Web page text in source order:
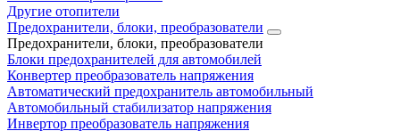
Другие отопители
Предохранители, блоки, преобразователи
Предохранители, блоки, преобразователи
Блоки предохранителей для автомобилей
Конвертер преобразователь напряжения
Автоматический предохранитель автомобильный
Автомобильный стабилизатор напряжения
Инвертор преобразователь напряжения